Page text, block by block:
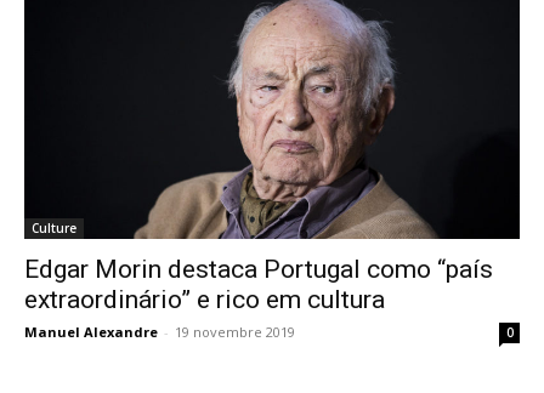
Culture
Edgar Morin destaca Portugal como “país
extraordinário” e rico em cultura
Manuel Alexandre - 19 novembre 2019 0